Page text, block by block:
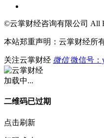
©云掌财经咨询有限公司 All
本站郑重声明：云掌财经所
关注云掌财经 微信 微信号：
加载中...
二维码已过期
点击刷新